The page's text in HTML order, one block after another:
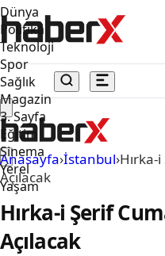
Dünya
Politika
Teknoloji
Spor
Sağlık
Magazin
3. Sayfa
Eğitim
Sinema
Yerel
Yaşam
Anasayfa›İstanbul›
Açılacak
Hırka-i Şerif
Açılacak